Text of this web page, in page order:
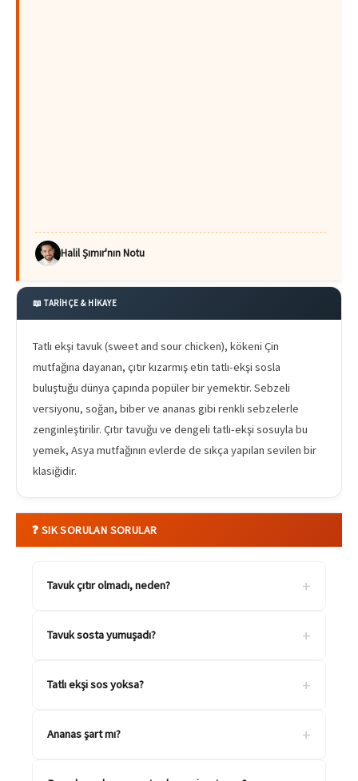
Halil Şımır'nın Notu
📖 TARİHÇE & HİKAYE
Tatlı ekşi tavuk (sweet and sour chicken), kökeni Çin
mutfağına dayanan, çıtır kızarmış etin tatlı-ekşi sosla
buluştuğu dünya çapında popüler bir yemektir. Sebzeli
versiyonu, soğan, biber ve ananas gibi renkli sebzelerle
zenginleştirilir. Çıtır tavuğu ve dengeli tatlı-ekşi sosuyla bu
yemek, Asya mutfağının evlerde de sıkça yapılan sevilen bir
klasiğidir.
❓ SIK SORULAN SORULAR
Tavuk çıtır olmadı, neden? +
Tavuk sosta yumuşadı? +
Tatlı ekşi sos yoksa? +
Ananas şart mı? +